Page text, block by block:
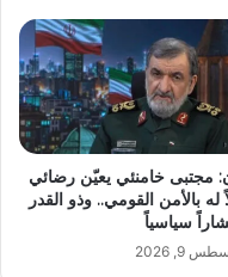
مجتبى خامنئي يعيّن رضائي
له بالأمن القومي.. وذو القدر
سياسياً
9, 2026